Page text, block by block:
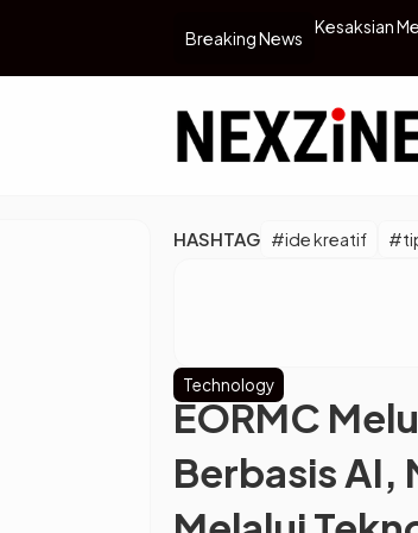
Breaking News
Steffi
HASHTAG #ide kreatif
Technology
EORMC
Berbasis AI,